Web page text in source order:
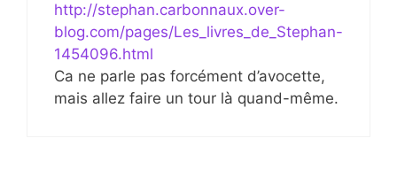
http://stephan.carbonnaux.over-
blog.com/pages/Les_livres_de_Stephan-
1454096.html
Ca ne parle pas forcément d’avocette,
mais allez faire un tour là quand-même.